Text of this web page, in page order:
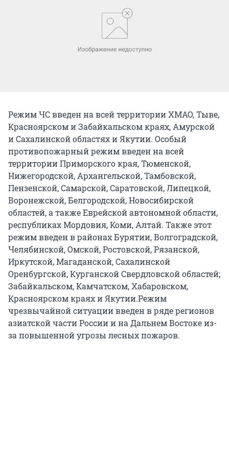
Режим ЧС введен на всей территории ХМАО, Тыве,
Красноярском и Забайкальском краях, Амурской
и Сахалинской областях и Якутии. Особый
противопожарный режим введен на всей
территории Приморского края, Тюменской,
Нижегородской, Архангельской, Тамбовской,
Пензенской, Самарской, Саратовской, Липецкой,
Воронежской, Белгородской, Новосибирской
областей, а также Еврейской автономной области,
республиках Мордовия, Коми, Алтай. Также этот
режим введен в районах Бурятии, Волгоградской,
Челябинской, Омской, Ростовской, Рязанской,
Иркутской, Магаданской, Сахалинской
Оренбургской, Курганской Свердловской областей;
Забайкальском, Камчатском, Хабаровском,
Красноярском краях и Якутии.Режим
чрезвычайной ситуации введен в ряде регионов
азиатской части России и на Дальнем Востоке из-
за повышенной угрозы лесных пожаров.